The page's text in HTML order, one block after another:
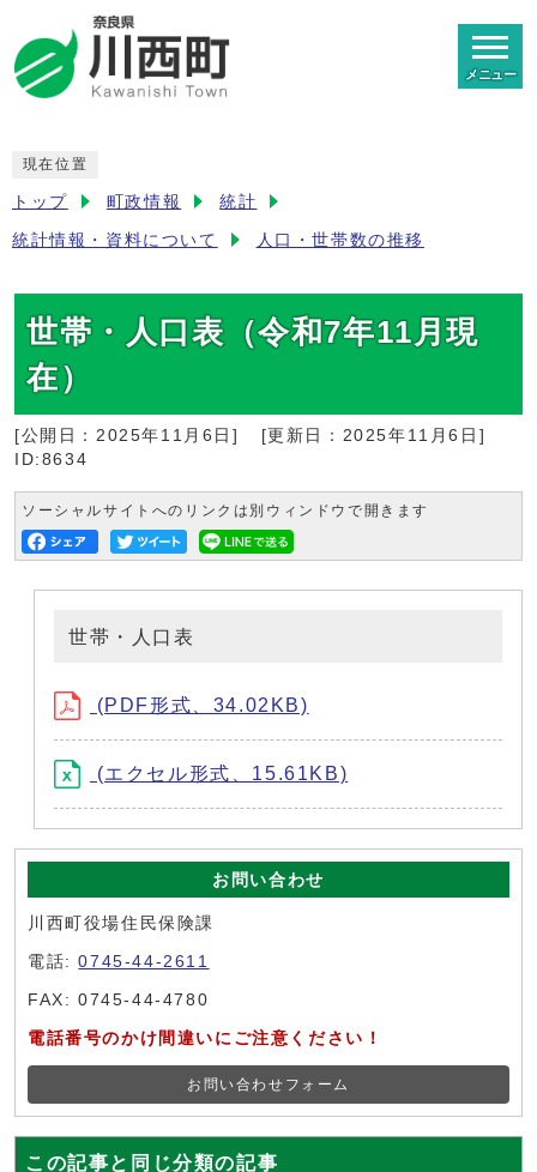
メニュー
現在位置
トップ 町政情報 統計
統計情報・資料について 人口・世帯数の推移
世帯・人口表（令和7年11月現
在）
[公開日： 2025年11月6日 ] [更新日： 2025年11月6日 ]
ID:8634
ソーシャルサイトへのリンクは別ウィンドウで開きます
世帯・人口表
(PDF形式、34.02KB)
(エクセル形式、15.61KB)
お問い合わせ
川西町役場住民保険課
電話:0745-44-2611
FAX: 0745-44-4780
電話番号のかけ間違いにご注意ください！
お問い合わせフォーム
この記事と同じ分類の記事